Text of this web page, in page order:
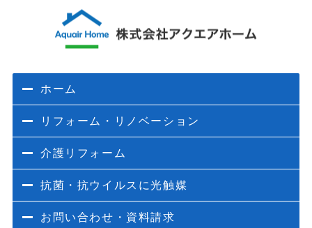
ホーム
リフォーム・リノベーション
介護リフォーム
抗菌・抗ウイルスに光触媒
お問い合わせ・資料請求